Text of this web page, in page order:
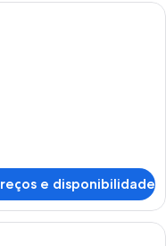
de cama premium, frigobar,
e disponibilidade
superior, 1 cama King |